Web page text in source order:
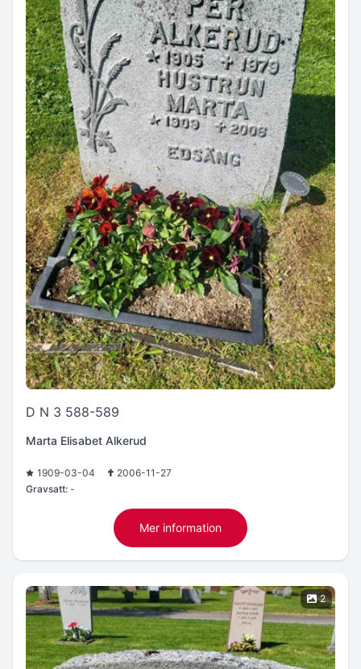
D N 3 588-589
Marta Elisabet Alkerud
1909-03-04
2006-11-27
Gravsatt: -
Mer information
2